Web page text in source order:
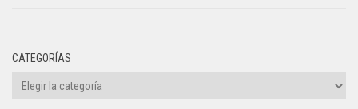
CATEGORÍAS
Categorías